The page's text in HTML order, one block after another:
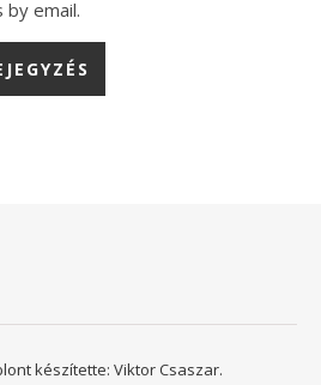
email.
készítette: Viktor Csaszar.